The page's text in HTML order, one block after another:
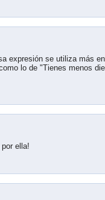
expresión se utiliza más
lo de "Tienes menos
ella!